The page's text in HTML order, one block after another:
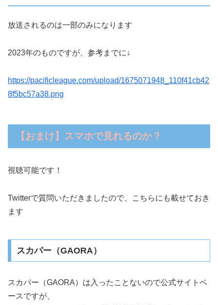
放送されるのは一部のみになります
2023年のものですが、参考までに↓
https://pacificleague.com/upload/1675071948_110f41cb42
8f5bc57a38.png
【おまけ】スマホで見れるのか？
視聴可能です！
Twitterで質問いただきましたので、こちらにも載せておき
ます
スカパー（GAORA）
スカパー（GAORA）は入ったことないので公式サイトベ
ースですが、